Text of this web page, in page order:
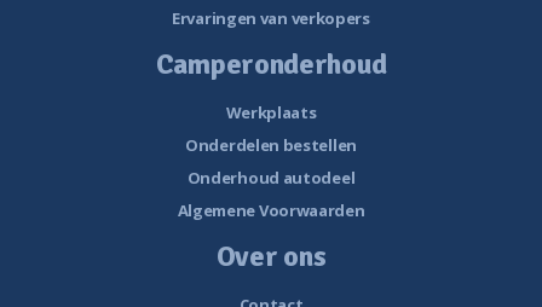
Ervaringen van verkopers
Camperonderhoud
Werkplaats
Onderdelen bestellen
Onderhoud autodeel
Algemene Voorwaarden
Over ons